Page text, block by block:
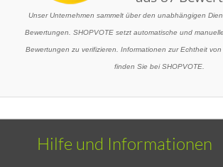
Unser Unternehmen sammelt über den unabhängigen
Bewertungen. SHOPVOTE setzt automatische und
Bewertungen zu verifizieren. Informationen zur Echtheit
finden Sie bei SHOPVOTE.
Hilfe und Informationen